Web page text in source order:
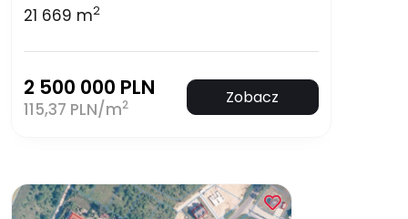
21 669 m2
2 500 000 PLN
115,37 PLN/m2 Zobacz